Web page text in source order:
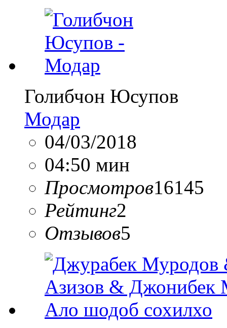
Голибчон Юсупов
Модар
04/03/2018
04:50 мин
Просмотров16145
Рейтинг2
Отзывов5